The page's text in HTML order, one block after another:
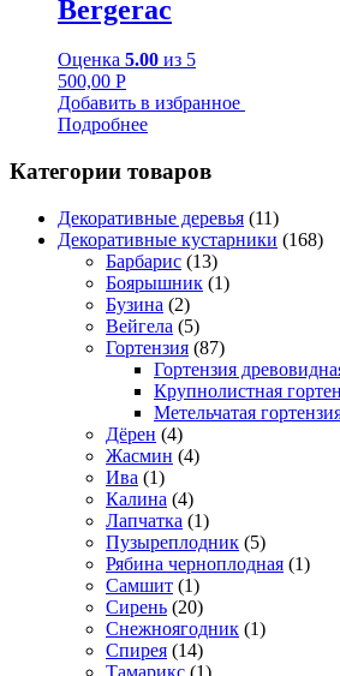
Bergerac
Оценка 5.00 из 5
500,00 Р
Добавить в избранное
Подробнее
Категории товаров
Декоративные деревья (11)
Декоративные кустарники (168)
Барбарис (13)
Боярышник (1)
Бузина (2)
Вейгела (5)
Гортензия (87)
Гортензия
Крупнолистная
Метельчатая
Дёрен (4)
Жасмин (4)
Ива (1)
Калина (4)
Лапчатка (1)
Пузыреплодник (5)
Рябина черноплодная (1)
Самшит (1)
Сирень (20)
Снежноягодник (1)
Спирея (14)
Тамарикс (1)